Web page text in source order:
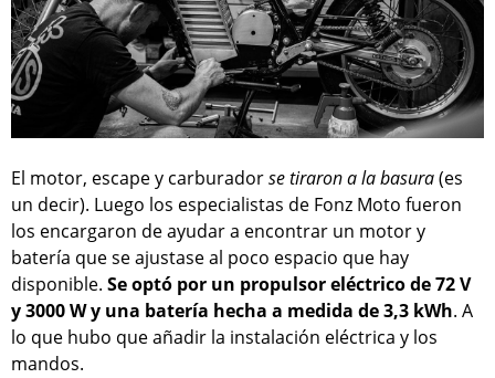
El motor, escape y carburadorse tiraron a la basura(es
un decir). Luego los especialistas de Fonz Moto fueron
los encargaron de ayudar a encontrar un motor y
batería que se ajustase al poco espacio que hay
disponible. Se optó por un propulsor eléctrico de 72 V
y 3000 W y una batería hecha a medida de 3,3 kWh. A
lo que hubo que añadir la instalación eléctrica y los
mandos.